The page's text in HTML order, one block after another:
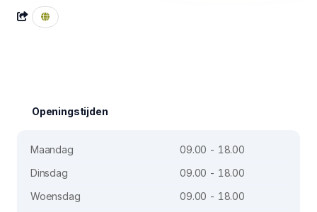
Openingstijden
Maandag
09.00 - 18.00
Dinsdag
09.00 - 18.00
Woensdag
09.00 - 18.00